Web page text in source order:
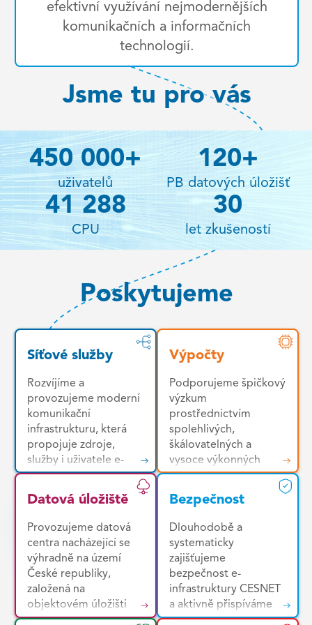
efektivní využívání nejmodernějších
komunikačních a informačních
technologií.
Jsme tu pro vás
450 000+
uživatelů
120+
PB datových úložišť
41 288
CPU
30
let zkušeností
Poskytujeme
Síťové služby
Rozvíjíme a
provozujeme moderní
komunikační
infrastrukturu, která
propojuje zdroje,
služby i uživatele e-
infrastruktury napříč
Českou republikou a
mezinárodním
výzkumným
prostorem. Základem
je vysoce kvalitní,
vysokorychlostní a
nízkolatenční páteřní
komunikační síť s
rozsáhlým mezinárodní
Výpočty
Podporujeme špičkový
výzkum
prostřednictvím
spolehlivých,
škálovatelných a
vysoce výkonných
výpočetních služeb.
poskytujeme jednotné
prostředí pro snadný
přístup k široké škále
zdrojů – od výkonných
HPC clusterů a
cloudových platforem
až po specializované
nástroje pro analýzu
Datová úložiště
Provozujeme datová
centra nacházející se
výhradně na území
České republiky,
založená na
objektovém úložišti
Ceph. Díky
Bezpečnost
Dlouhodobě a
systematicky
zajišťujeme
bezpečnost e-
infrastruktury CESNET
a aktivně přispíváme
ke zvyšování